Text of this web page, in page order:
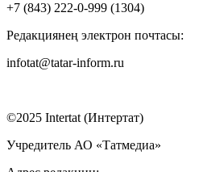
+7 (843) 222-0-999 (1304)
Редакциянең электрон почтасы:
infotat@tatar-inform.ru
©2025 Intertat (Интертат)
Учредитель АО «Татмедиа»